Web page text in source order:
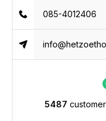
085-4012406
5487